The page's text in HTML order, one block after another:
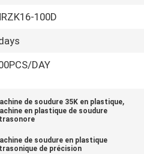
100D
DAY
de soudure 35K en plastique,
en plastique de soudure
de soudure en plastique
de précision